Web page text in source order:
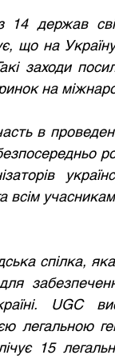
14 держав
що на
заходи
на
в
всім учасникам
спілка,
UGC